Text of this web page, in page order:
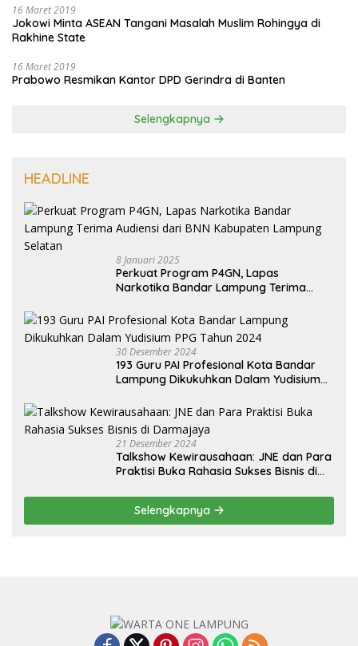
16 Maret 2019
Jokowi Minta ASEAN Tangani Masalah Muslim Rohingya di
Rakhine State
16 Maret 2019
Prabowo Resmikan Kantor DPD Gerindra di Banten
Selengkapnya
HEADLINE
8 Januari 2025
Perkuat Program P4GN, Lapas
Narkotika Bandar Lampung Terima
Selatan
30 Desember 2024
193 Guru PAI Profesional Kota Bandar
Lampung Dikukuhkan Dalam Yudisium
21 Desember 2024
Talkshow Kewirausahaan: JNE dan Para
Praktisi Buka Rahasia Sukses Bisnis di
Selengkapnya